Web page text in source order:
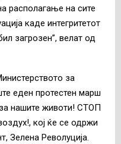
располагање на сите
каде интегритетот
загрозен”, велат од
за
еден протестен марш
нашите животи! СТОП
кој ќе се одржи
Зелена Револуција.